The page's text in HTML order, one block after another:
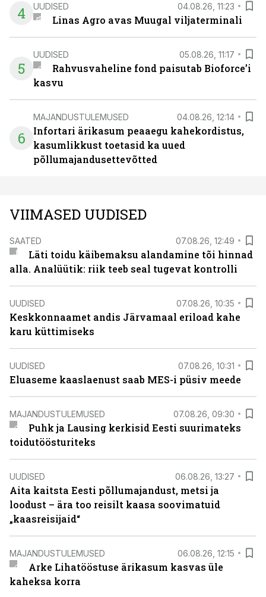
4 UUDISED 04.08.26, 11:23
Linas Agro avas Muugal viljaterminali
5
UUDISED 05.08.26, 11:17
Rahvusvaheline fond paisutab Bioforce’i
kasvu
6
MAJANDUSTULEMUSED 04.08.26, 12:14
Infortari ärikasum peaaegu kahekordistus,
kasumlikkust toetasid ka uued
põllumajandusettevõtted
VIIMASED UUDISED
SAATED 07.08.26, 12:49
Läti toidu käibemaksu alandamine tõi hinnad
alla. Analüütik: riik teeb seal tugevat kontrolli
UUDISED 07.08.26, 10:35
Keskkonnaamet andis Järvamaal eriload kahe
karu küttimiseks
UUDISED 07.08.26, 10:31
Eluaseme kaaslaenust saab MES-i püsiv meede
MAJANDUSTULEMUSED 07.08.26, 09:30
Puhk ja Lausing kerkisid Eesti suurimateks
toidutöösturiteks
UUDISED 06.08.26, 13:27
Aita kaitsta Eesti põllumajandust, metsi ja
loodust – ära too reisilt kaasa soovimatuid
„kaasreisijaid“
MAJANDUSTULEMUSED 06.08.26, 12:15
Arke Lihatööstuse ärikasum kasvas üle
kaheksa korra